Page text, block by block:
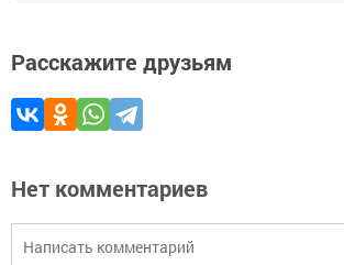
Расскажите друзьям
Нет комментариев